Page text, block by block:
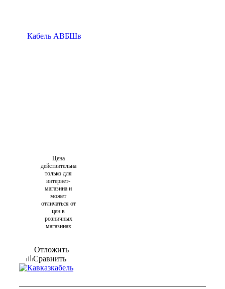
Цена
действительна
только для
интернет-
магазина и
может
отличаться от
цен в
розничных
магазинах
Отложить
Сравнить